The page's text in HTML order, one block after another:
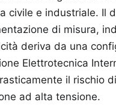
civile e industriale. Il
di misura,
deriva da una
Elettrotecnica
il rischio
ad alta tensione.